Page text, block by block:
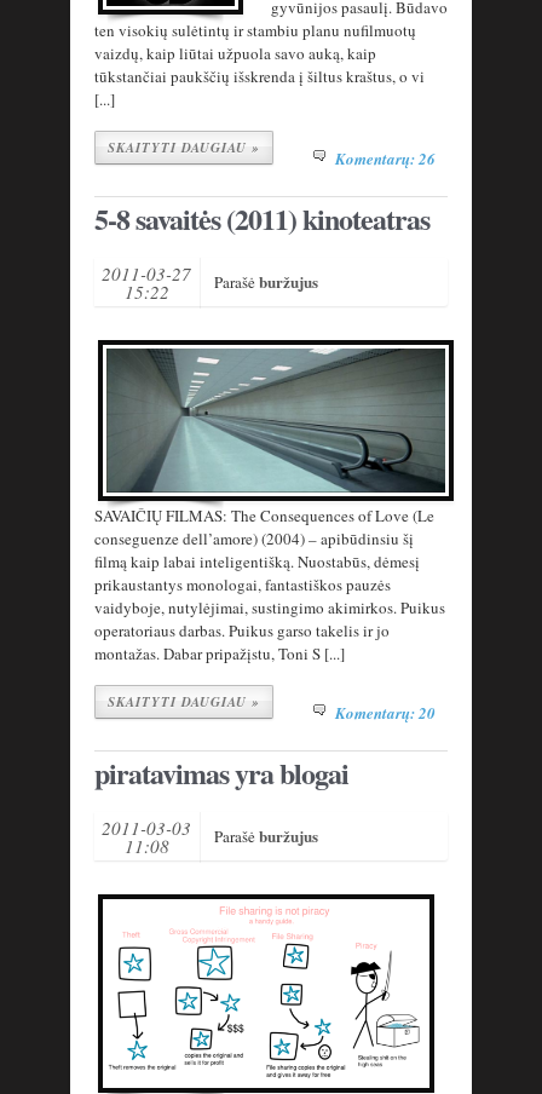
gyvūnijos pasaulį. Būdavo
ten visokių sulėtintų ir stambiu planu nufilmuotų
vaizdų, kaip liūtai užpuola savo auką, kaip
tūkstančiai paukščių išskrenda į šiltus kraštus, o vi
[...]
SKAITYTI DAUGIAU » Komentarų: 26
5-8 savaitės (2011) kinoteatras
2011-03-27
15:22 Parašėburžujus
SAVAIČIŲ FILMAS: The Consequences of Love (Le
conseguenze dell’amore) (2004) – apibūdinsiu šį
filmą kaip labai inteligentišką. Nuostabūs, dėmesį
prikaustantys monologai, fantastiškos pauzės
vaidyboje, nutylėjimai, sustingimo akimirkos. Puikus
operatoriaus darbas. Puikus garso takelis ir jo
montažas. Dabar pripažįstu, Toni S [...]
SKAITYTI DAUGIAU » Komentarų: 20
piratavimas yra blogai
2011-03-03
11:08 Parašėburžujus